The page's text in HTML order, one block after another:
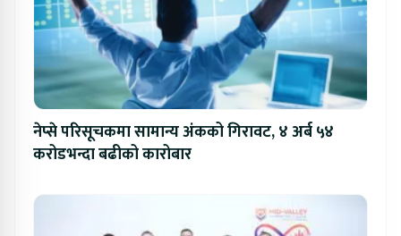
नेप्से परिसूचकमा सामान्य अंकको गिरावट, ४ अर्ब ५४
करोडभन्दा बढीको कारोबार